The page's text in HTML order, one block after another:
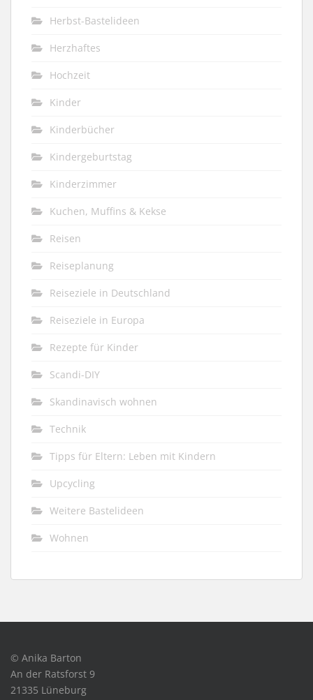
Herbst-Bastelideen
Herzhaftes
Hochzeit
Kinder
Kinderbücher
Kindergeburtstag
Kinderzimmer
Kuchen, Muffins & Kekse
Reisen
Reiseplanung
Reiseziele in Deutschland
Reiseziele in Europa
Rezepte für Kinder
Scandi-DIY
Skandinavisch wohnen
Technik
Tipps für Eltern: Leben mit Kindern
Upcycling
Weitere Bastelideen
Wohnen
© Anika Barton
An der Ratsforst 9
21335 Lüneburg